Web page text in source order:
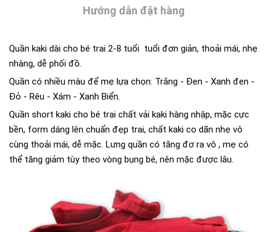
Hướng dẫn đặt hàng
Quần kaki dài cho bé trai 2-8 tuổi tuổi đơn giản, thoải mái, nhẹ
nhàng, dễ phối đồ.
Quần có nhiều màu để mẹ lựa chọn: Trắng - Đen - Xanh đen -
Đỏ - Rêu - Xám - Xanh Biển.
Quần short kaki cho bé trai chất vải kaki hàng nhập, mặc cực
bền, form dáng lên chuẩn đẹp trai, chất kaki co dãn nhẹ vô
cùng thoải mái, dễ mặc. Lưng quần có tăng đơ ra vô , mẹ có
thể tăng giảm tùy theo vòng bụng bé, nên mặc được lâu.